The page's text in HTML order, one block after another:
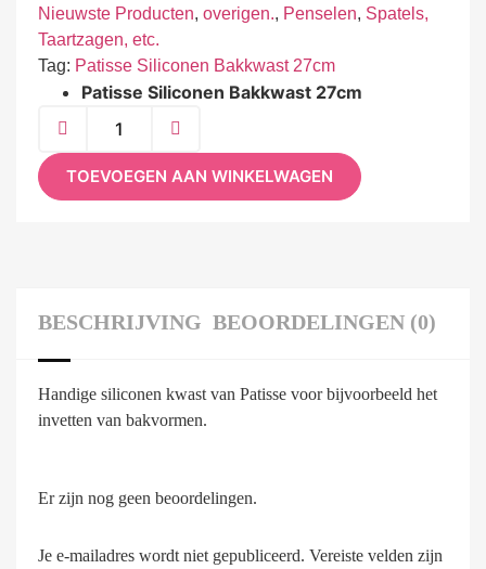
Nieuwste Producten, overigen., Penselen, Spatels,
Taartzagen, etc.
Tag: Patisse Siliconen Bakkwast 27cm
Patisse Siliconen Bakkwast 27cm
TOEVOEGEN AAN WINKELWAGEN
BESCHRIJVING BEOORDELINGEN (0)
Handige siliconen kwast van Patisse voor bijvoorbeeld het
invetten van bakvormen.
Er zijn nog geen beoordelingen.
Je e-mailadres wordt niet gepubliceerd. Vereiste velden zijn